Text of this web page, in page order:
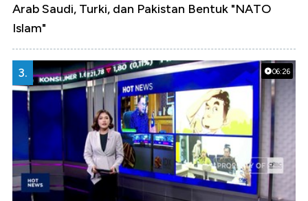
Arab Saudi, Turki, dan Pakistan Bentuk "NATO
Islam"
06:26
3.